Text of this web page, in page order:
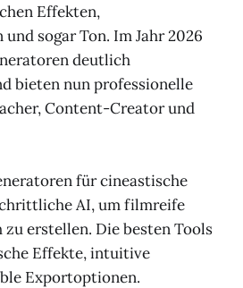
Effekten,
sogar Ton. Im Jahr 2026
deutlich
bieten nun professionelle
Content-Creator und
für cineastische
AI, um filmreife
erstellen. Die besten Tools
Effekte, intuitive
Exportoptionen.